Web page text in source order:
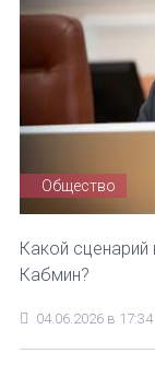
Общество
Какой сценарий
Кабмин?
04.06.2026 в 17:34